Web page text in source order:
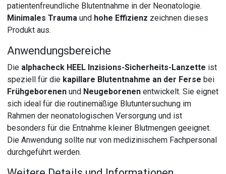
patientenfreundliche Blutentnahme in der Neonatologie.
Minimales Trauma und hohe Effizienz zeichnen dieses
Produkt aus.
Anwendungsbereiche
Die alphacheck HEEL Inzisions-Sicherheits-Lanzette ist
speziell für die kapillare Blutentnahme an der Ferse bei
Frühgeborenen und Neugeborenen entwickelt. Sie eignet
sich ideal für die routinemäßige Blutuntersuchung im
Rahmen der neonatologischen Versorgung und ist
besonders für die Entnahme kleiner Blutmengen geeignet.
Die Anwendung sollte nur von medizinischem Fachpersonal
durchgeführt werden.